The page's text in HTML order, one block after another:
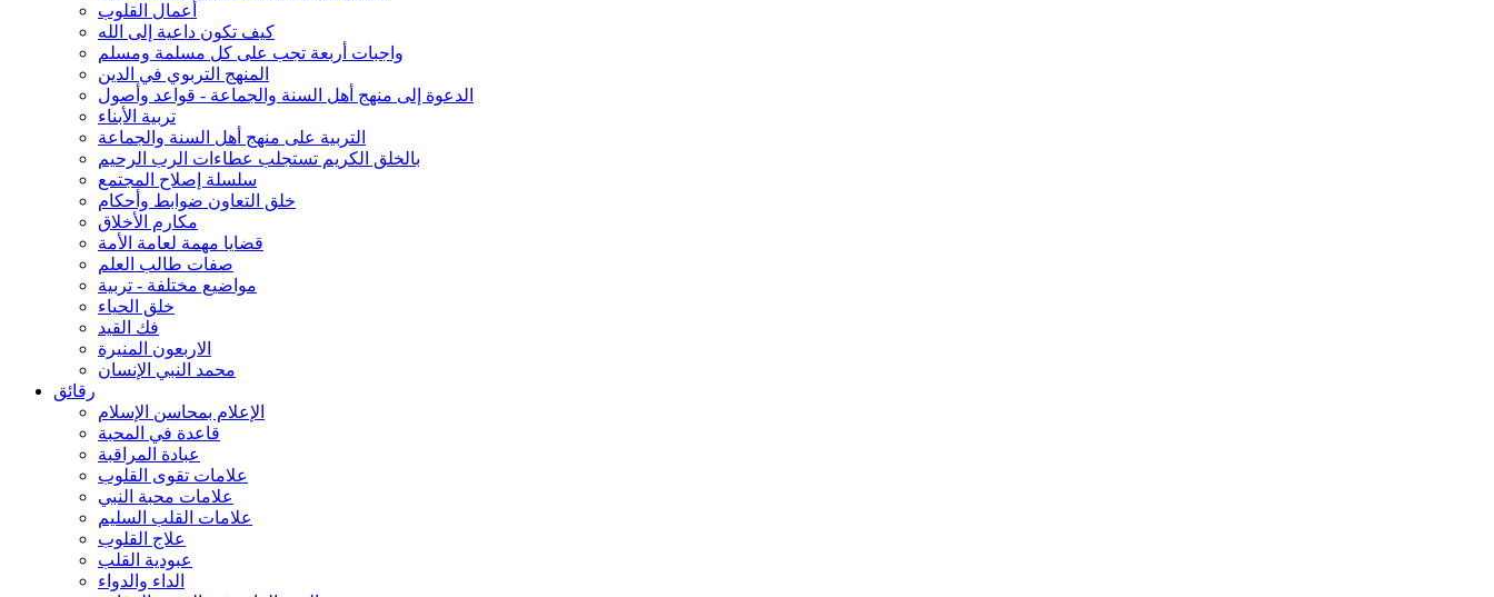
أعمال القلوب
كيف تكون داعية إلى الله
واجبات أربعة تجب على كل مسلمة ومسلم
المنهج التربوي في الدين
الدعوة إلى منهج أهل السنة والجماعة - قواعد وأصول
تربية الأبناء
التربية على منهج أهل السنة والجماعة
بالخلق الكريم تستجلب عطاءات الرب الرحيم
سلسلة إصلاح المجتمع
خلق التعاون ضوابط وأحكام
مكارم الأخلاق
قضايا مهمة لعامة الأمة
صفات طالب العلم
مواضيع مختلفة - تربية
خلق الحياء
فك القيد
الاربعون المنيرة
محمد النبي الإنسان
رقائق
الإعلام بمحاسن الإسلام
قاعدة في المحبة
عبادة المراقبة
علامات تقوى القلوب
علامات محبة النبي
علامات القلب السليم
علاج القلوب
عبودية القلب
الداء والدواء